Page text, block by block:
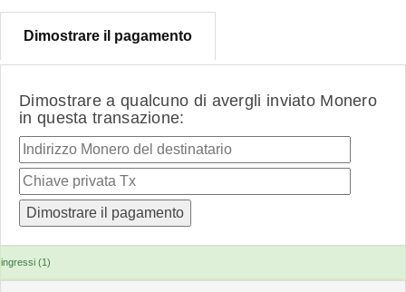
Dimostrare il pagamento
Dimostrare a qualcuno di avergli inviato Monero
in questa transazione:
ingressi (1)